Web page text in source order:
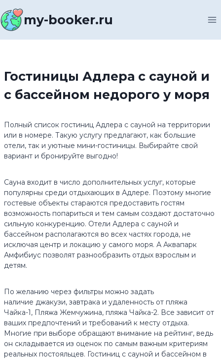
к
содержимомуmy-booker.ru
Гостиницы Адлера с сауной и
с бассейном недорого у моря
Полный список гостиниц Адлера с сауной на территории
или в номере. Такую услугу предлагают, как большие
отели, так и уютные мини-гостиницы. Выбирайте свой
вариант и бронируйте выгодно!
Сауна входит в число дополнительных услуг, которые
популярны среди отдыхающих в Адлере. Поэтому многие
гостевые объекты стараются предоставить гостям
возможность попариться и тем самым создают достаточно
сильную конкуренцию. Отели Адлера с сауной и
бассейном располагаются во всех частях города, не
исключая центр и локацию у самого моря. А Аквапарк
Амфибиус позволят разнообразить отдых взрослым и
детям.
По желанию через фильтры можно задать
наличие джакузи, завтрака и удаленность от пляжа
Чайка-1, Пляжа Жемчужина, пляжа Чайка-2. Все зависит от
ваших предпочтений и требований к месту отдыха.
Многие при выборе обращают внимание на рейтинг, ведь
он складывается из оценок по самым важным критериям
реальных постояльцев. Гостиниц с сауной и бассейном в